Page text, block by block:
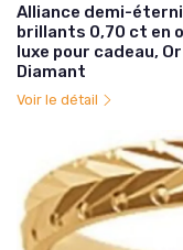
Alliance demi-
brillants 0,70 ct en
luxe pour cadeau,
Diamant
Voir le détail